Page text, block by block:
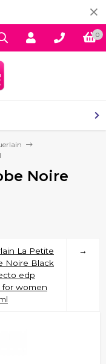
0
Noire
La Petite
Noire Black
edp
for women
→